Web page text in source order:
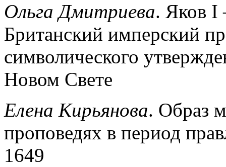
Ольга Дмитриева. Яков I
Британский имперский
символического
Новом Свете
Елена Кирьянова. Образ
проповедях в период
1649